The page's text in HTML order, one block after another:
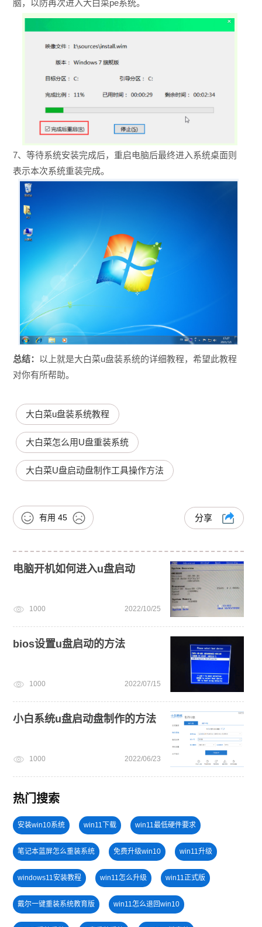
脑，以防再次进入大白菜pe系统。
7、等待系统安装完成后，重启电脑后最终进入系统桌面则
表示本次系统重装完成。
总结： 以上就是大白菜u盘装系统的详细教程，希望此教程
对你有所帮助。
大白菜u盘装系统教程
大白菜怎么用U盘重装系统
大白菜U盘启动盘制作工具操作方法
有用 45 分享
电脑开机如何进入u盘启动
1000 2022/10/25
bios设置u盘启动的方法
1000 2022/07/15
小白系统u盘启动盘制作的方法
1000 2022/06/23
热门搜索
安装win10系统 win11下载 win11最低硬件要求
笔记本蓝屏怎么重装系统 免费升级win10 win11升级
windows11安装教程 win11怎么升级 win11正式版
戴尔一键重装系统教育版 win11怎么退回win10